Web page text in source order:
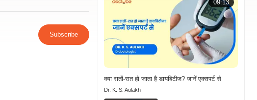
Subscribe
09:13
क्या रातों-रात हो जाता है डायबिटीज? जानें एक्सपर्ट से
Dr. K. S. Aulakh